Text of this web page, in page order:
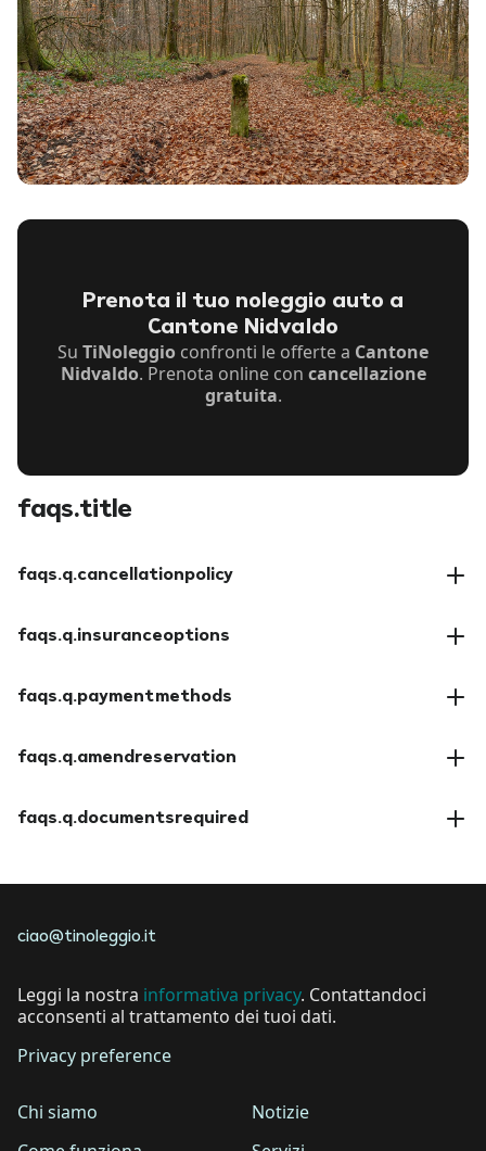
Prenota il tuo noleggio auto a
Cantone Nidvaldo
Su TiNoleggio confronti le offerte a Cantone
Nidvaldo. Prenota online con cancellazione
gratuita.
faqs.title
faqs.q.cancellationpolicy
faqs.q.insuranceoptions
faqs.q.paymentmethods
faqs.q.amendreservation
faqs.q.documentsrequired
ciao@tinoleggio.it
Leggi la nostra informativa privacy. Contattandoci
acconsenti al trattamento dei tuoi dati.
Privacy preference
Chi siamo
Notizie